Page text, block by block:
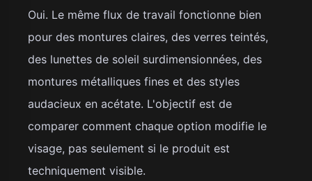
Oui. Le même flux de travail fonctionne bien
pour des montures claires, des verres teintés,
des lunettes de soleil surdimensionnées, des
montures métalliques fines et des styles
audacieux en acétate. L'objectif est de
comparer comment chaque option modifie le
visage, pas seulement si le produit est
techniquement visible.